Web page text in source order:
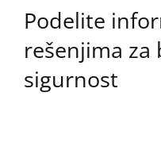
Podelite
rešenjima za
sigurnost